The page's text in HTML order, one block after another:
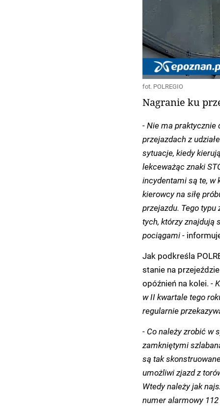
fot. POLREGIO
Nagranie ku
- Nie ma praktycznie
przejazdach z
sytuacje, kiedy
lekceważąc znaki
incydentami są te, w
kierowcy na siłę
przejazdu. Tego
tych, którzy znajdują
pociągami -
Jak podkreśla
stanie na
opóźnień na kolei. -
w II kwartale tego
regularnie
- Co należy zrobić w
zamkniętymi
są tak
umożliwi zjazd z
Wtedy należy jak
numer alarmowy